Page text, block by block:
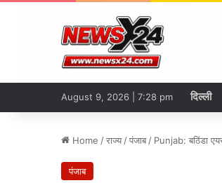
August 9, 2026 | 7:28 pm दिल्ली
Home /राज्य /पंजाब / Punjab: बठिंडा
पंजाब